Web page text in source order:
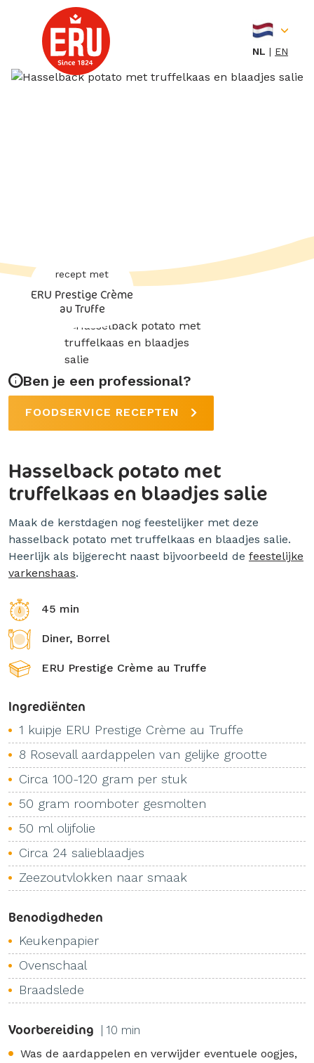
NL EN
recept met
ERU Prestige Crème
au Truffe
Ben je een professional?
FOODSERVICE RECEPTEN
Hasselback potato met
truffelkaas en blaadjes salie
Maak de kerstdagen nog feestelijker met deze
hasselback potato met truffelkaas en blaadjes salie.
Heerlijk als bijgerecht naast bijvoorbeeld de feestelijke
varkenshaas.
45 min
Diner, Borrel
ERU Prestige Crème au Truffe
Ingrediënten
1 kuipje ERU Prestige Crème au Truffe
8 Rosevall aardappelen van gelijke grootte
Circa 100-120 gram per stuk
50 gram roomboter gesmolten
50 ml olijfolie
Circa 24 salieblaadjes
Zeezoutvlokken naar smaak
Benodigdheden
Keukenpapier
Ovenschaal
Braadslede
Voorbereiding | 10 min
Was de aardappelen en verwijder eventuele oogjes,